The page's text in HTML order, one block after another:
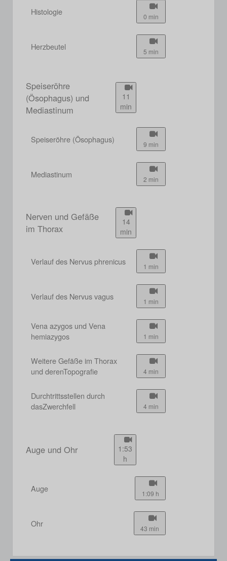
Histologie 0 min
Herzbeutel 5 min
Speiseröhre
(Ösophagus) und
Mediastinum
11
min
Speiseröhre (Ösophagus) 9 min
Mediastinum 2 min
Nerven und Gefäße
im Thorax
14
min
Verlauf des Nervus phrenicus 1 min
Verlauf des Nervus vagus 1 min
Vena azygos und Vena
hemiazygos
1 min
Weitere Gefäße im Thorax
und derenTopografie
4 min
Durchtrittsstellen durch
dasZwerchfell
4 min
Auge und Ohr
1:53
h
Auge 1:09 h
Ohr 43 min